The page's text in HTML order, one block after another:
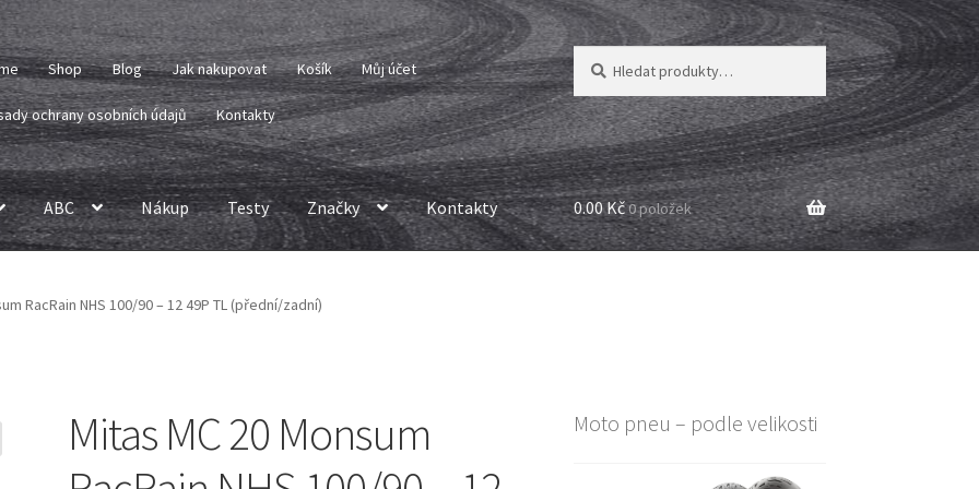
Shop Blog Jak nakupovat Košík Můj účet
ochrany osobních údajů Kontakty
Hledat:
Hledat
ABC Nákup Testy Značky Kontakty 0.00 Kč0 položek
RacRain NHS 100/90 – 12 49P TL (přední/zadní)
Mitas MC 20 Monsum
Moto pneu – podle velikosti